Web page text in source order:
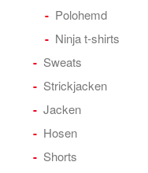
Polohemd
Ninja t-shirts
Sweats
Strickjacken
Jacken
Hosen
Shorts